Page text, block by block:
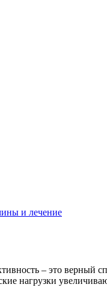
и лечение
– это верный
нагрузки